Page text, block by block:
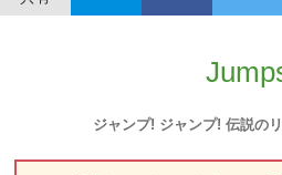
ジャンプ! ジャンプ! 伝説の